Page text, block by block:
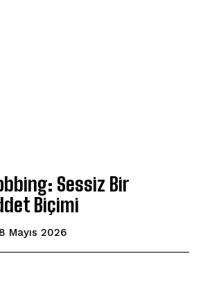
Sessiz Bir
Biçimi
Mayıs 2026